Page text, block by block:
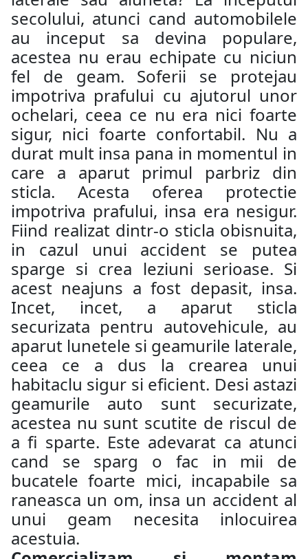
secolului, atunci cand automobilele
au inceput sa devina populare,
acestea nu erau echipate cu niciun
fel de geam. Soferii se protejau
impotriva prafului cu ajutorul unor
ochelari, ceea ce nu era nici foarte
sigur, nici foarte confortabil. Nu a
durat mult insa pana in momentul in
care a aparut primul parbriz din
sticla. Acesta oferea protectie
impotriva prafului, insa era nesigur.
Fiind realizat dintr-o sticla obisnuita,
in cazul unui accident se putea
sparge si crea leziuni serioase. Si
acest neajuns a fost depasit, insa.
Incet, incet, a aparut sticla
securizata pentru autovehicule, au
aparut lunetele si geamurile laterale,
ceea ce a dus la crearea unui
habitaclu sigur si eficient. Desi astazi
geamurile auto sunt securizate,
acestea nu sunt scutite de riscul de
a fi sparte. Este adevarat ca atunci
cand se sparg o fac in mii de
bucatele foarte mici, incapabile sa
raneasca un om, insa un accident al
unui geam necesita inlocuirea
acestuia.